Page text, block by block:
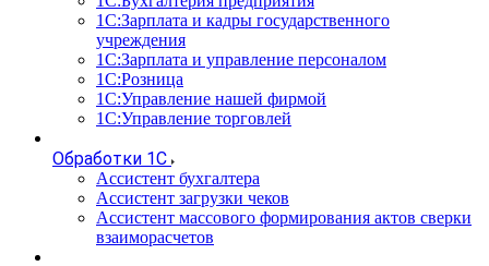
1С:Зарплата и кадры государственного
учреждения
1С:Зарплата и управление персоналом
1С:Розница
1С:Управление нашей фирмой
1С:Управление торговлей
Обработки 1С
Ассистент бухгалтера
Ассистент загрузки чеков
Ассистент массового формирования актов сверки
взаиморасчетов